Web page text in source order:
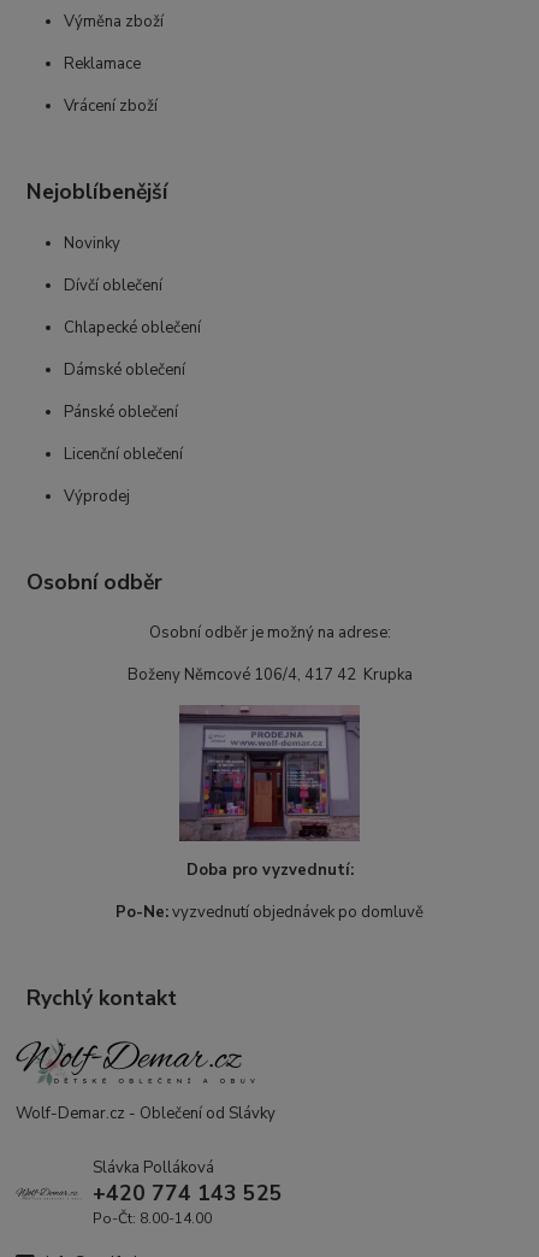
Výměna zboží
Reklamace
Vrácení zboží
Nejoblíbenější
Novinky
Dívčí oblečení
Chlapecké oblečení
Dámské oblečení
Pánské oblečení
Licenční oblečení
Výprodej
Osobní odběr
Osobní odběr je možný na adrese:
Boženy Němcové 106/4, 417 42 Krupka
Doba pro vyzvednutí:
Po-Ne:vyzvednutí objednávek po domluvě
Rychlý kontakt
Wolf-Demar.cz - Oblečení od Slávky
Slávka Polláková
+420 774 143 525
Po-Čt: 8.00-14.00